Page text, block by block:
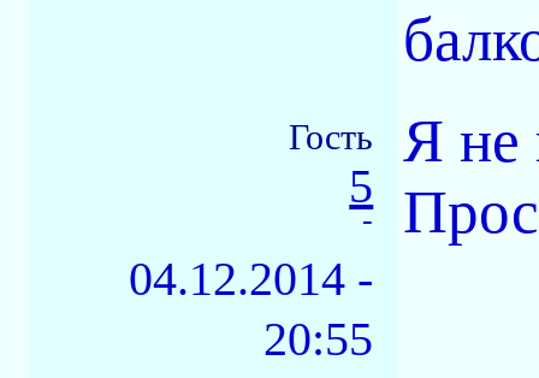
Гость
5
-
04.12.2014 -
20:55
Я не